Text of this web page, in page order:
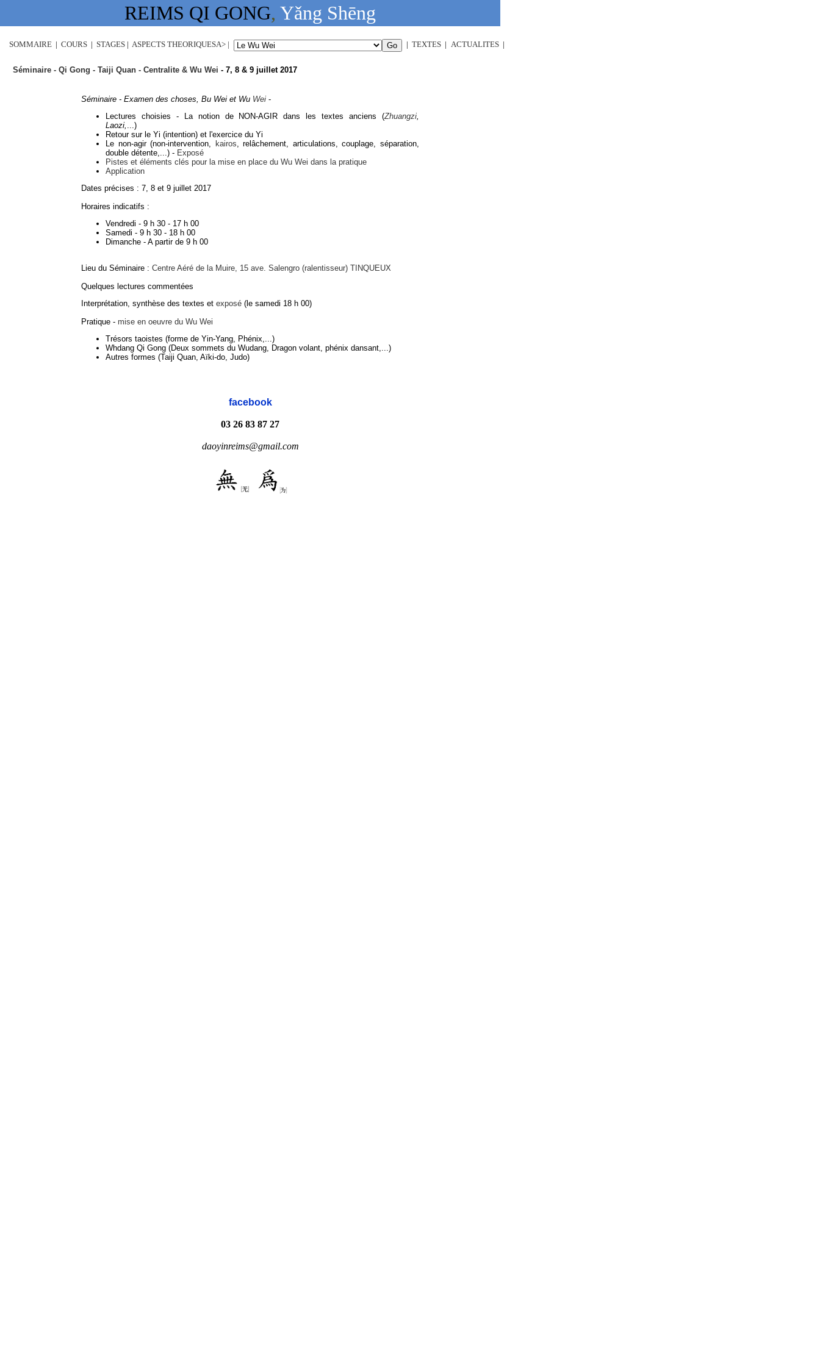
REIMS QI GONG, Yǎng Shēng
SOMMAIRE | COURS | STAGES | ASPECTS THEORIQUESA> | | TEXTES | ACTUALITES |
Séminaire - Qi Gong - Taiji Quan - Centralite & Wu Wei - 7, 8 & 9 juillet 2017
Séminaire - Examen des choses, Bu Wei et Wu Wei -
Lectures choisies - La notion de NON-AGIRdans les textes anciens (Zhuangzi,
Laozi, ...)
Retour sur le Yi (intention) et l'exercice du Yi
Le non-agir (non-intervention,
kairos, relâchement, articulations, couplage, séparation,
double détente,...) - Exposé
Pistes et éléments clés pour la mise en place du Wu Wei dans la pratique
Application
Dates précises : 7, 8 et 9 juillet 2017
Horaires indicatifs :
Vendredi - 9 h 30 - 17 h 00
Samedi - 9 h 30 - 18 h 00
Dimanche - A partir de 9 h 00
Lieu du Séminaire : Centre Aéré de la Muire, 15 ave. Salengro (ralentisseur) TINQUEUX
Quelques lectures commentées
Interprétation, synthèse des textes et exposé (le samedi 18 h 00)
Pratique - mise en oeuvre du Wu Wei
Trésors taoistes (forme de Yin-Yang, Phénix,...)
Whdang Qi Gong (Deux sommets du Wudang, Dragon volant, phénix dansant,...)
Autres formes (Taiji Quan, Aïki-do, Judo)
facebook
03 26 83 87 27
daoyinreims@gmail.com